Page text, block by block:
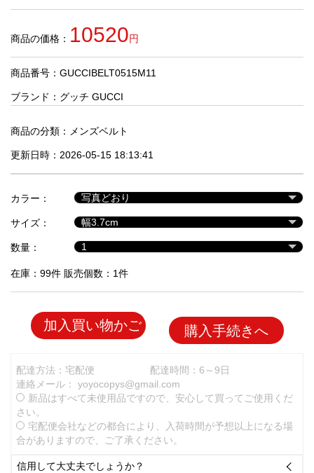
商
品
人
商
セ
ル
品
商品の価格： 10520円
商品番号：GUCCIBELT0515M11
ブランド： グッチ GUCCI
商品の分類： メンズベルト
更新日時：2026-05-15 18:13:41
カラー：
サイズ：
数量：
在庫：99件 販売個数：1件
加入買い物かご 購入手続きへ
配達方法：宅配便
配達時間：6～9日
連絡メール： yoyocopys@gmail.com
新品はすべて未使用品ですので、安心して買ってご使用くだ
さい。
宅配便会社などの都合により、入荷時間が予想以上になる場
合がありますので、ご了承ください。
信用して大丈夫でしょうか？ 